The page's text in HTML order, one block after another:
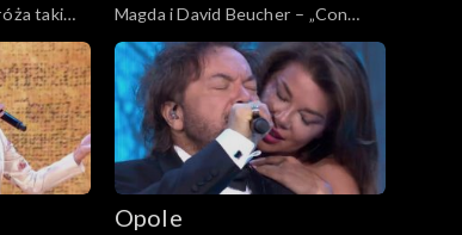
taki
„Trzy
Magda i David Beucher – „Con
Amore”. 62. KFPP: Koncert „Trzy
ćwiartki Jacka Cygana”
Opole